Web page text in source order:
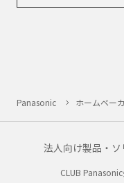
Panasonic ホームベー
法人向け製品・
CLUB